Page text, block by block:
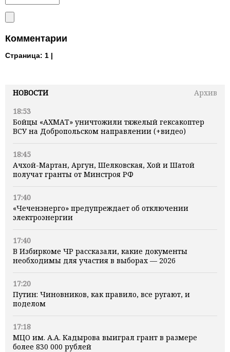
НОВОСТИ
Архив
18:53
Бойцы «АХМАТ» уничтожили тяжелый гексакоптер
ВСУ на Добропольском направлении (+видео)
18:45
Ачхой-Мартан, Аргун, Шелковская, Хой и Шатой
получат гранты от Минстроя РФ
17:40
«Чеченэнерго» предупреждает об отключении
электроэнергии
17:40
В Избиркоме ЧР рассказали, какие документы
необходимы для участия в выборах — 2026
17:20
Путин: Чиновников, как правило, все ругают, и
поделом
17:18
МЦО им. А.А. Кадырова выиграл грант в размере
более 830 000 рублей
Комментарии
Страница: 1 |